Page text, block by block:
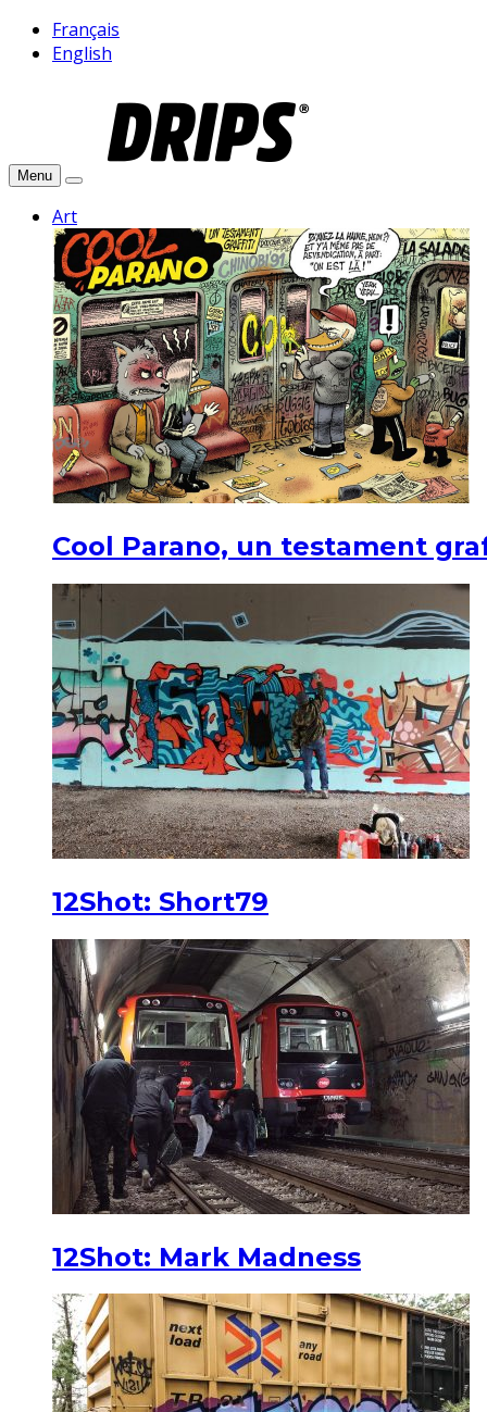
Français
English
Menu
Art
Cool Parano, un testament
12Shot: Short79
12Shot: Mark Madness